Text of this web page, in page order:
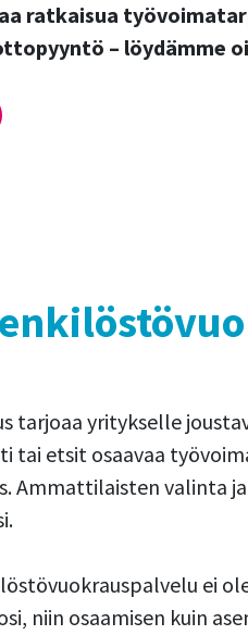
ratkaisua
– löydämme
tarjoaa yritykselle
tai etsit osaavaa
Ammattilaisten
ei
niin osaamisen kuin